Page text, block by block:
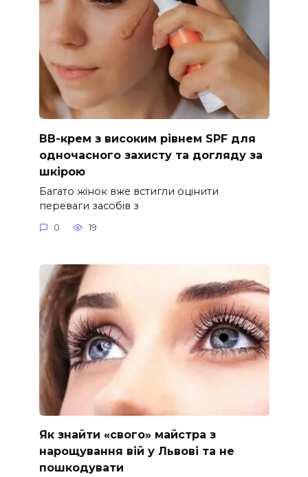
ВВ-крем з високим рівнем SPF для
одночасного захисту та догляду за
шкірою
Багато жінок вже встигли оцінити
переваги засобів з
0 19
Як знайти «свого» майстра з
нарощування вій у Львові та не
пошкодувати